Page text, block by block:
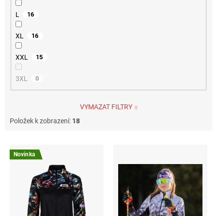
L 16
XL 16
XXL 15
3XL 0
VYMAZAT FILTRY
Položek k zobrazení: 18
Novinka